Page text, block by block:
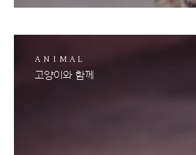
ANIMAL
고양이와 함께